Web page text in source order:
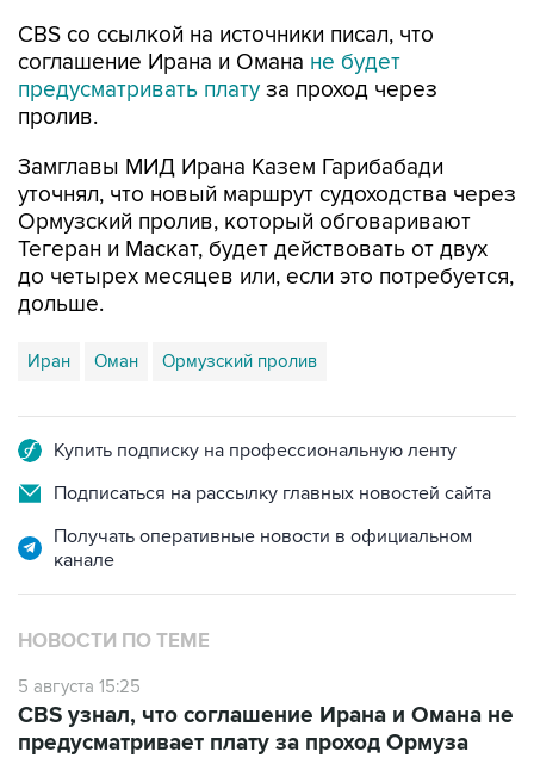
CBS со ссылкой на источники писал, что
соглашение Ирана и Омана не будет
предусматривать плату за проход через
пролив.
Замглавы МИД Ирана Казем Гарибабади
уточнял, что новый маршрут судоходства через
Ормузский пролив, который обговаривают
Тегеран и Маскат, будет действовать от двух
до четырех месяцев или, если это потребуется,
дольше.
Иран Оман Ормузский пролив
Купить подписку на профессиональную ленту
Подписаться на рассылку главных новостей сайта
Получать оперативные новости в официальном
канале
НОВОСТИ ПО ТЕМЕ
5 августа 15:25
CBS узнал, что соглашение Ирана и Омана не
предусматривает плату за проход Ормуза